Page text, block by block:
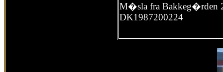
M�sla fra Bakkeg�rden
DK1987200224